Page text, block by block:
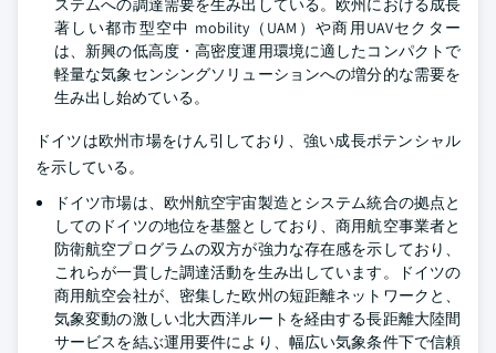
ステムへの調達需要を生み出している。欧州における成長
著しい都市型空中 mobility（UAM）や商用UAVセクター
は、新興の低高度・高密度運用環境に適したコンパクトで
軽量な気象センシングソリューションへの増分的な需要を
生み出し始めている。
ドイツは欧州市場をけん引しており、強い成長ポテンシャル
を示している。
ドイツ市場は、欧州航空宇宙製造とシステム統合の拠点と
してのドイツの地位を基盤としており、商用航空事業者と
防衛航空プログラムの双方が強力な存在感を示しており、
これらが一貫した調達活動を生み出しています。ドイツの
商用航空会社が、密集した欧州の短距離ネットワークと、
気象変動の激しい北大西洋ルートを経由する長距離大陸間
サービスを結ぶ運用要件により、幅広い気象条件下で信頼